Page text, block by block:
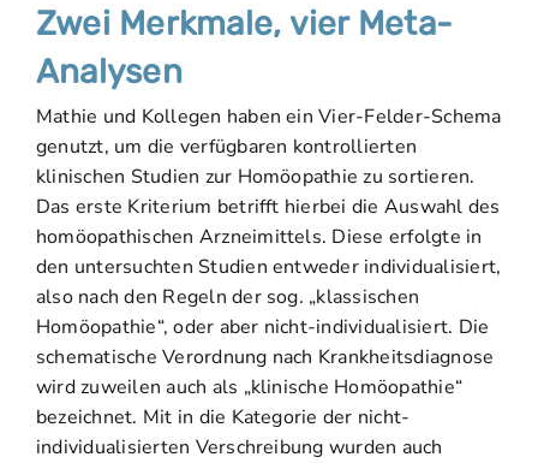
Zwei Merkmale, vier Meta-
Analysen
Mathie und Kollegen haben ein Vier-Felder-Schema
genutzt, um die verfügbaren kontrollierten
klinischen Studien zur Homöopathie zu sortieren.
Das erste Kriterium betrifft hierbei die Auswahl des
homöopathischen Arzneimittels. Diese erfolgte in
den untersuchten Studien entweder individualisiert,
also nach den Regeln der sog. „klassischen
Homöopathie“, oder aber nicht-individualisiert. Die
schematische Verordnung nach Krankheitsdiagnose
wird zuweilen auch als „klinische Homöopathie“
bezeichnet. Mit in die Kategorie der nicht-
individualisierten Verschreibung wurden auch